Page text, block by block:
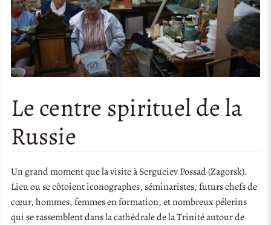
Le centre spirituel de la
Russie
Un grand moment que la visite à Sergueiev Possad (Zagorsk).
Lieu ou se côtoient iconographes, séminaristes, futurs chefs de
cœur, hommes, femmes en formation, et nombreux pélerins
qui se rassemblent dans la cathédrale de la Trinité autour de